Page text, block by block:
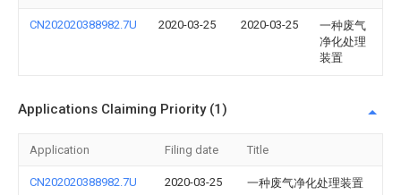
CN202020388982.7U 2020-03-25 2020-03-25
一种废气
净化处理
装置
Applications Claiming Priority (1)
Application Filing date Title
CN202020388982.7U 2020-03-25 一种废气净化处理装置